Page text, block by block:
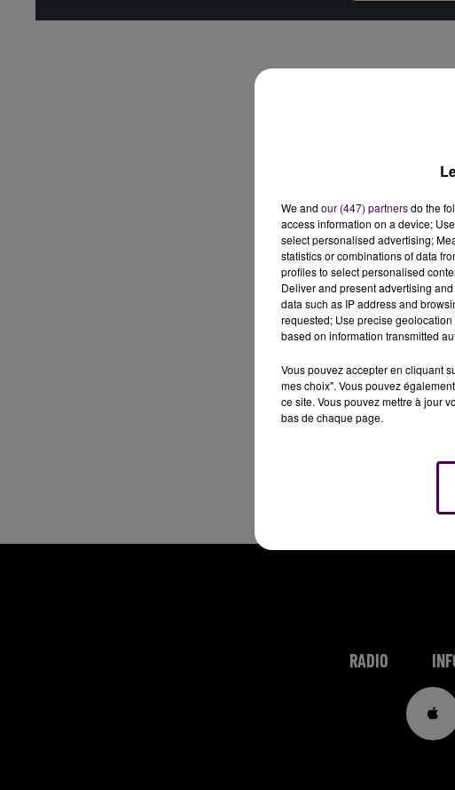
RADIO
We and our (447) partnersdo the
access information on a device;
select personalised advertising;
statistics or combinations of data
profiles to select personalised
Deliver and present advertising
data such as IP address and
requested; Use precise
based on information transmitted
Vous pouvez accepter en cliquant
mes choix". Vous pouvez
ce site. Vous pouvez mettre à jour
bas de chaque page.